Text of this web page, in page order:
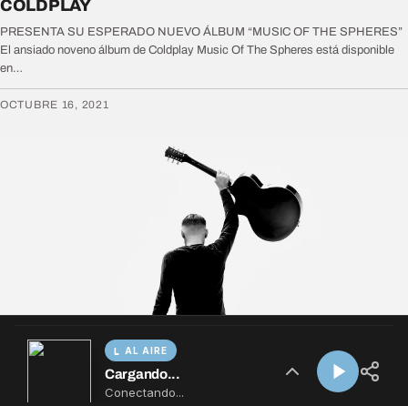
AL AIRE
Cargando...
Conectando...